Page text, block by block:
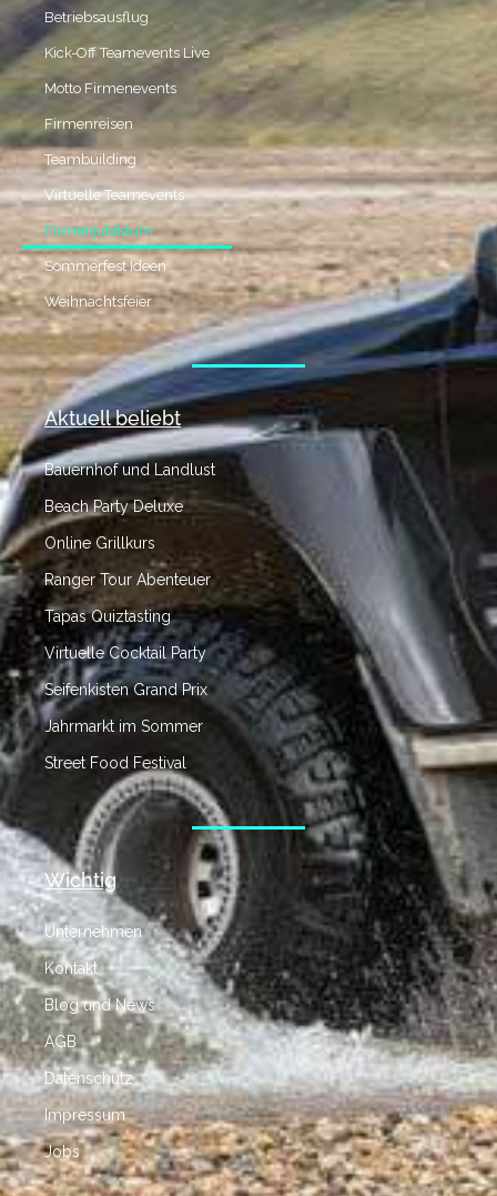
Betriebsausflug
Kick-Off Teamevents Live
Motto Firmenevents
Firmenreisen
Teambuilding
Virtuelle Teamevents
Firmenjubiläum
Sommerfest Ideen
Weihnachtsfeier
Aktuell beliebt
Bauernhof und Landlust
Beach Party Deluxe
Online Grillkurs
Ranger Tour Abenteuer
Tapas Quiztasting
Virtuelle Cocktail Party
Seifenkisten Grand Prix
Jahrmarkt im Sommer
Street Food Festival
Wichtig
Unternehmen
Kontakt
Blog und News
AGB
Datenschutz
Impressum
Jobs